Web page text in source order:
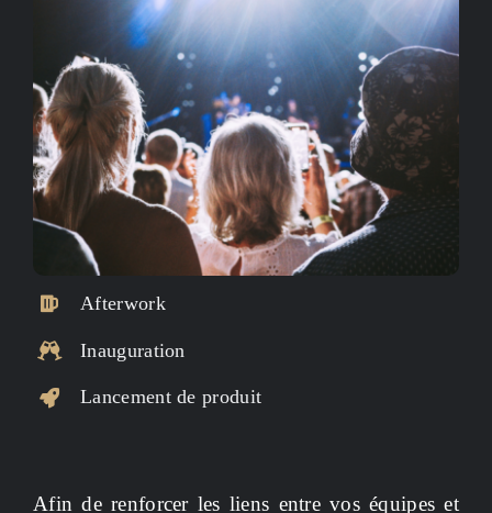
Afterwork
Inauguration
Lancement de produit
Afin de renforcer les liens entre vos équipes et